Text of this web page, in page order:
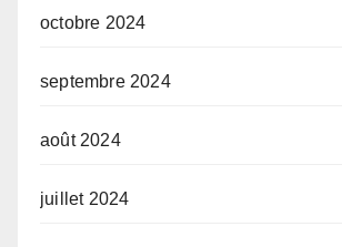
octobre 2024
septembre 2024
août 2024
juillet 2024